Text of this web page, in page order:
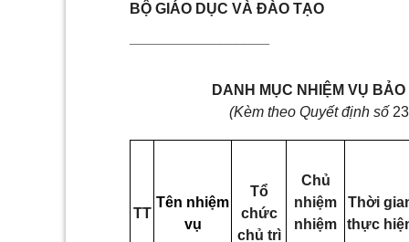
BỘ GIÁO DỤC VÀ ĐÀO TẠO
DANH MỤC NHIỆM VỤ
(Kèm theo Quyết định số
TT
Tên nhiệm
vụ
Tổ
chức
chủ trì
Chủ
nhiệm
nhiệm
Thời
thực